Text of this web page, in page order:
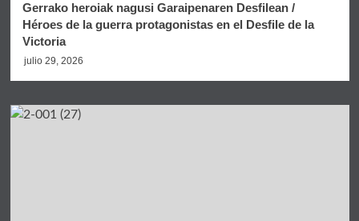
Gerrako heroiak nagusi Garaipenaren Desfilean /
Héroes de la guerra protagonistas en el Desfile de la
Victoria
julio 29, 2026